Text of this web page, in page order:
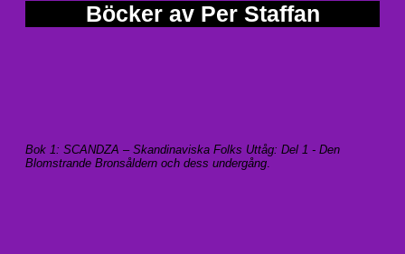
Böcker av Per Staffan
Bok 1: SCANDZA – Skandinaviska Folks Uttåg: Del 1 - Den
Blomstrande Bronsåldern och dess undergång.